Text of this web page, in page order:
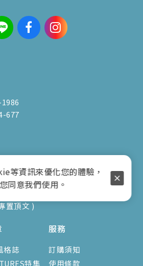
677
復路30巷16號1F
置頂文 )
格誌
特集
服務
訂購須知
使用條款
等資訊來優化您的體驗，
同意我們使用。